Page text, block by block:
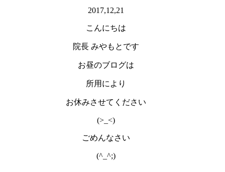
2017,12,21
こんにちは
院長 みやもとです
お昼のブログは
所用により
お休みさせてください
(>_<)
ごめんなさい
(^_^;)